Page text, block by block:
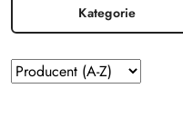
Kategorie
Zastosowano
sortowanie:
Sortuj
według